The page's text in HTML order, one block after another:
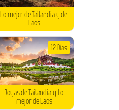
Lo mejor de Tailandia y de
Laos
Joyas de Tailandia y Lo
mejor de Laos
12 Días